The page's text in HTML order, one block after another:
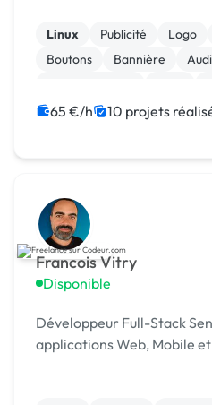
Linux Publicité Logo
Boutons
Bannière
65 €/h 10 projets
Francois Vitry
Disponible
Développeur Full-Stack
applications Web, Mobile et